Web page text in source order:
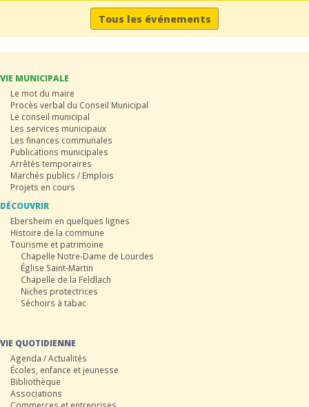
Tous les événements
VIE MUNICIPALE
Le mot du maire
Procès verbal du Conseil Municipal
Le conseil municipal
Les services municipaux
Les finances communales
Publications municipales
Arrêtés temporaires
Marchés publics / Emplois
Projets en cours
DÉCOUVRIR
Ebersheim en quelques lignes
Histoire de la commune
Tourisme et patrimoine
Chapelle Notre-Dame de Lourdes
Église Saint-Martin
Chapelle de la Feldlach
Niches protectrices
Séchoirs à tabac
VIE QUOTIDIENNE
Agenda / Actualités
Écoles, enfance et jeunesse
Bibliothèque
Associations
Commerces et entreprises